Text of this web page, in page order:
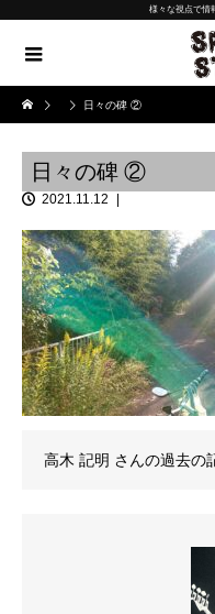
様々な視点で情
日々の碑 ②
日々の碑 ②
2021.11.12
高木 記明 さんの過去の